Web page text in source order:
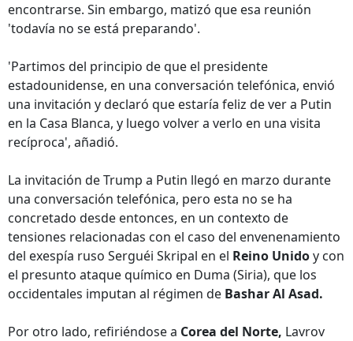
encontrarse. Sin embargo, matizó que esa reunión
'todavía no se está preparando'.
'Partimos del principio de que el presidente
estadounidense, en una conversación telefónica, envió
una invitación y declaró que estaría feliz de ver a Putin
en la Casa Blanca, y luego volver a verlo en una visita
recíproca', añadió.
La invitación de Trump a Putin llegó en marzo durante
una conversación telefónica, pero esta no se ha
concretado desde entonces, en un contexto de
tensiones relacionadas con el caso del envenenamiento
del exespía ruso Serguéi Skripal en el Reino Unidoy con
el presunto ataque químico en Duma (Siria), que los
occidentales imputan al régimen de Bashar Al Asad.
Por otro lado, refiriéndose a Corea del Norte, Lavrov